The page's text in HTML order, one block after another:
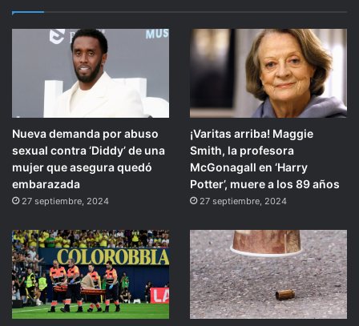
Nueva demanda por abuso
sexual contra ‘Diddy’ de una
mujer que asegura quedó
embarazada
27 septiembre, 2024
¡Varitas arriba! Maggie
Smith, la profesora
McGonagall en ‘Harry
Potter’, muere a los 89 años
27 septiembre, 2024